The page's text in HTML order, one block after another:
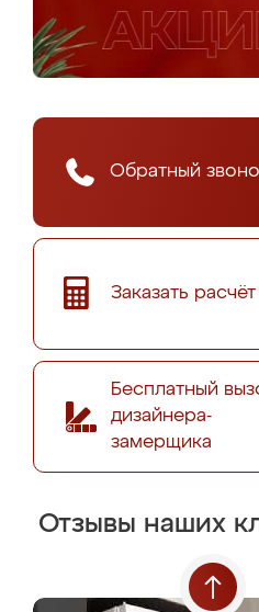
Обратный
Заказать расчёт
Бесплатный
дизайнера-
замерщика
Отзывы наших